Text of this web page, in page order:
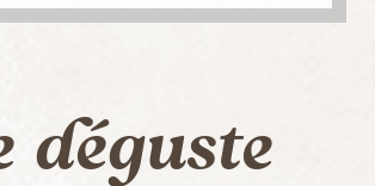
déguste